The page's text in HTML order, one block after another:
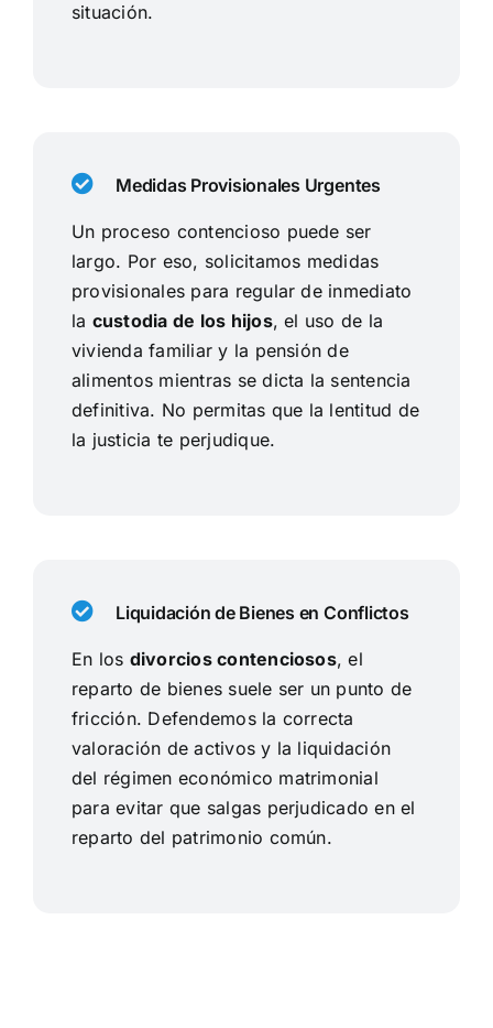
situación.
Medidas Provisionales Urgentes
Un proceso contencioso puede ser
largo. Por eso, solicitamos medidas
provisionales para regular de inmediato
la custodia de los hijos, el uso de la
vivienda familiar y la pensión de
alimentos mientras se dicta la sentencia
definitiva. No permitas que la lentitud de
la justicia te perjudique.
Liquidación de Bienes en Conflictos
En los divorcios contenciosos, el
reparto de bienes suele ser un punto de
fricción. Defendemos la correcta
valoración de activos y la liquidación
del régimen económico matrimonial
para evitar que salgas perjudicado en el
reparto del patrimonio común.